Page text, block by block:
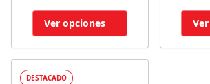
Ver opciones
DESTACADO